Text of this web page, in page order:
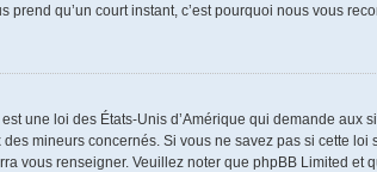
prend qu’un court instant, c’est pourquoi nous vous
une loi des États-Unis d’Amérique qui demande
mineurs concernés. Si vous ne savez pas si cette
vous renseigner. Veuillez noter que phpBB Limited et